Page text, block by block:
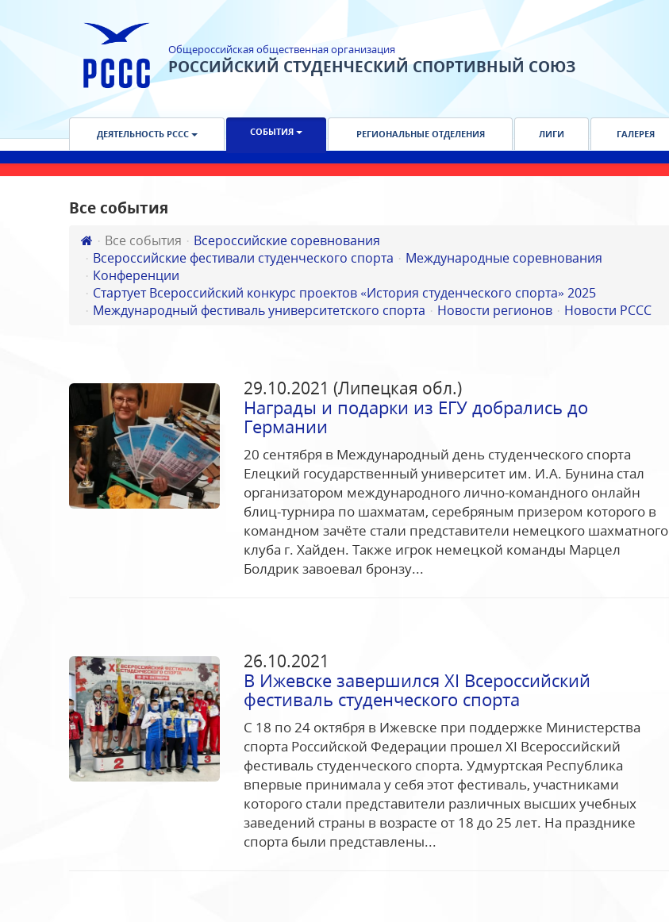
Общероссийская общественная организация
РОССИЙСКИЙ СТУДЕНЧЕСКИЙ СПОРТИВНЫЙ СОЮЗ
ДЕЯТЕЛЬНОСТЬ РССС СОБЫТИЯ РЕГИОНАЛЬНЫЕ ОТДЕЛЕНИЯ ЛИГИ ГАЛЕРЕЯ
Все события
Все события
Всероссийские соревнования
Всероссийские фестивали студенческого спорта
Международные соревнования
Конференции
Стартует Всероссийский конкурс проектов «История студенческого спорта» 2025
Международный фестиваль университетского спорта
Новости регионов Новости РССС
29.10.2021 (Липецкая обл.)
Награды и подарки из ЕГУ добрались до
Германии
20 сентября в Международный день студенческого спорта
Елецкий государственный университет им. И.А. Бунина стал
организатором международного лично-командного онлайн
блиц-турнира по шахматам, серебряным призером которого в
командном зачёте стали представители немецкого шахматного
клуба г. Хайден. Также игрок немецкой команды Марцел
Болдрик завоевал бронзу...
26.10.2021
В Ижевске завершился XI Всероссийский
фестиваль студенческого спорта
С 18 по 24 октября в Ижевске при поддержке Министерства
спорта Российской Федерации прошел XI Всероссийский
фестиваль студенческого спорта. Удмуртская Республика
впервые принимала у себя этот фестиваль, участниками
которого стали представители различных высших учебных
заведений страны в возрасте от 18 до 25 лет. На празднике
спорта были представлены...